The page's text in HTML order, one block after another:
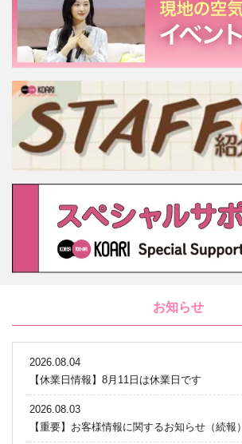
お知らせ
2026.08.04
【休業日情報】8月11日は休業日です
2026.08.03
【重要】お客様情報に関するお知らせ（続報）